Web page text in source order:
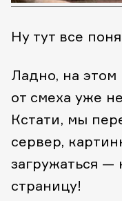
Ну тут все
Ладно, на этом
от смеха уже
Кстати, мы
сервер,
загружаться —
страницу!